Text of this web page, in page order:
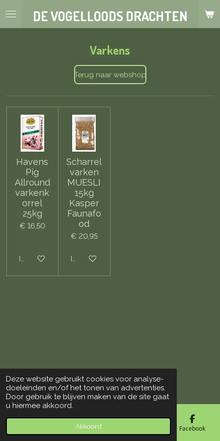
Deze website gebruikt cookies voor analyse-
doeleinden en/of het tonen van advertenties.
Door gebruik te blijven maken van de site gaat
u hiermee akkoord.
Akkoord
Ga
DE VOGELLOODS DRACHTEN
Varkens
Terug naar webshop
Havens
Pig
Allround
varkenk
orrel
25kg
€ 16,50
In winkelwagen
Scharrel
varken
MUESLI
15kg
Kasper
Faunafo
od
€ 20,95
In winkelwagen
© 2018 - 2026 De Vogelloods Drachten
Telefoonnummer Facebook